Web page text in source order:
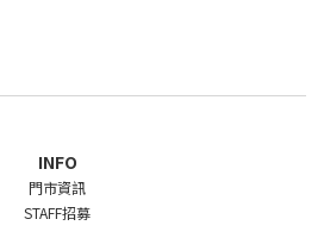
INFO
門市資訊
STAFF招募